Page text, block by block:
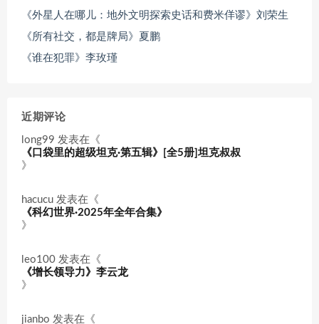
《外星人在哪儿：地外文明探索史话和费米佯谬》刘荣生
《所有社交，都是牌局》夏鹏
《谁在犯罪》李玫瑾
近期评论
long99 发表在《
《口袋里的超级坦克·第五辑》[全5册]坦克叔叔
》
hacucu 发表在《
《科幻世界·2025年全年合集》
》
leo100 发表在《
《增长领导力》李云龙
》
jianbo 发表在《